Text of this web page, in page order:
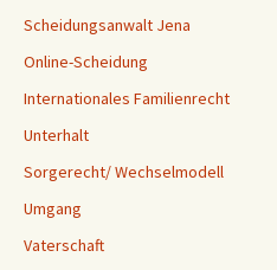
Scheidungsanwalt Jena
Online-Scheidung
Internationales Familienrecht
Unterhalt
Sorgerecht/ Wechselmodell
Umgang
Vaterschaft